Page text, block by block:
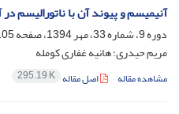
آنیمیسم و پیوند آن با ناتورالیسم
دوره 9، شماره 33، مهر 1394، صفحه
126
مریم حیدری؛ هانیه غفاری کومله
مشاهده مقاله اصل مقاله 295.19 K